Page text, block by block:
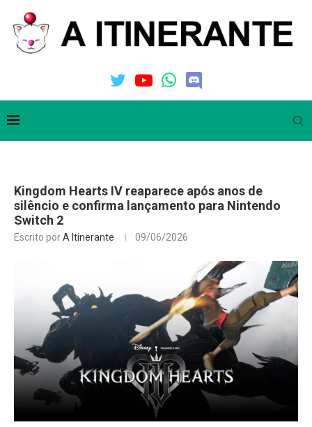
Kingdom Hearts IV reaparece após anos de
silêncio e confirma lançamento para Nintendo
Switch 2
Escrito porA Itinerante 09/06/2026